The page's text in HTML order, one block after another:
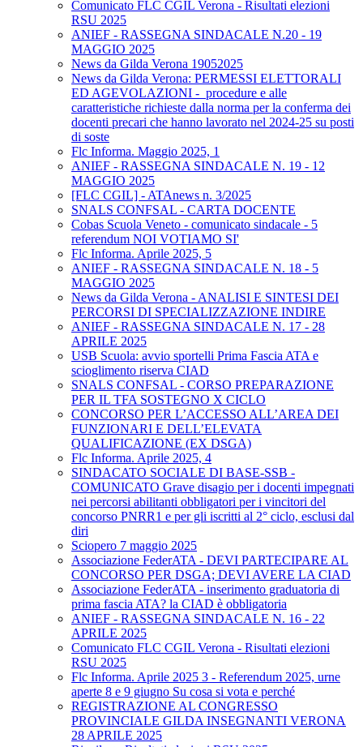
Comunicato FLC CGIL Verona - Risultati elezioni
RSU 2025
ANIEF - RASSEGNA SINDACALE N.20 - 19
MAGGIO 2025
News da Gilda Verona 19052025
News da Gilda Verona: PERMESSI ELETTORALI
ED AGEVOLAZIONI - procedure e alle
caratteristiche richieste dalla norma per la conferma dei
docenti precari che hanno lavorato nel 2024-25 su posti
di soste
Flc Informa. Maggio 2025, 1
ANIEF - RASSEGNA SINDACALE N. 19 - 12
MAGGIO 2025
[FLC CGIL] - ATAnews n. 3/2025
SNALS CONFSAL - CARTA DOCENTE
Cobas Scuola Veneto - comunicato sindacale - 5
referendum NOI VOTIAMO SI'
Flc Informa. Aprile 2025, 5
ANIEF - RASSEGNA SINDACALE N. 18 - 5
MAGGIO 2025
News da Gilda Verona - ANALISI E SINTESI DEI
PERCORSI DI SPECIALIZZAZIONE INDIRE
ANIEF - RASSEGNA SINDACALE N. 17 - 28
APRILE 2025
USB Scuola: avvio sportelli Prima Fascia ATA e
scioglimento riserva CIAD
SNALS CONFSAL - CORSO PREPARAZIONE
PER IL TFA SOSTEGNO X CICLO
CONCORSO PER L’ACCESSO ALL’AREA DEI
FUNZIONARI E DELL’ELEVATA
QUALIFICAZIONE (EX DSGA)
Flc Informa. Aprile 2025, 4
SINDACATO SOCIALE DI BASE-SSB -
COMUNICATO Grave disagio per i docenti impegnati
nei percorsi abilitanti obbligatori per i vincitori del
concorso PNRR1 e per gli iscritti al 2° ciclo, esclusi dal
diri
Sciopero 7 maggio 2025
Associazione FederATA - DEVI PARTECIPARE AL
CONCORSO PER DSGA; DEVI AVERE LA CIAD
Associazione FederATA - inserimento graduatoria di
prima fascia ATA? la CIAD è obbligatoria
ANIEF - RASSEGNA SINDACALE N. 16 - 22
APRILE 2025
Comunicato FLC CGIL Verona - Risultati elezioni
RSU 2025
Flc Informa. Aprile 2025 3 - Referendum 2025, urne
aperte 8 e 9 giugno Su cosa si vota e perché
REGISTRAZIONE AL CONGRESSO
PROVINCIALE GILDA INSEGNANTI VERONA
28 APRILE 2025